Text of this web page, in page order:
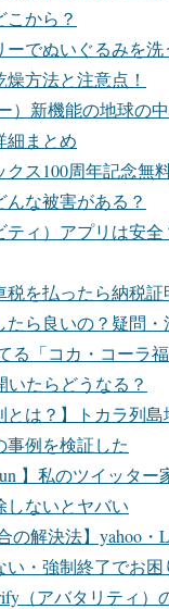
から？
ーでぬいぐるみを
方法と注意点！
）新機能の地球の
細まとめ
クス100周年記念無
な被害がある？
ティ）アプリは安
税を払ったら納税
たら良いの？疑問・
る「コカ・コーラ
いたらどうなる？
とは？】トカラ列
事例を検証した
】私のツイッタ
しないとヤバい
の解決法】yahoo
い・強制終了でお困
（アバタリティ）